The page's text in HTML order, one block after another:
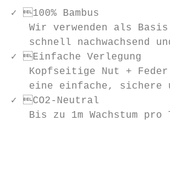
✓ 100% Bambus
Wir verwenden als
schnell nachwachsend
✓ Einfache
Kopfseitige Nut +
eine einfache, sichere
✓ CO2-Neutral
Bis zu 1m Wachstum pro